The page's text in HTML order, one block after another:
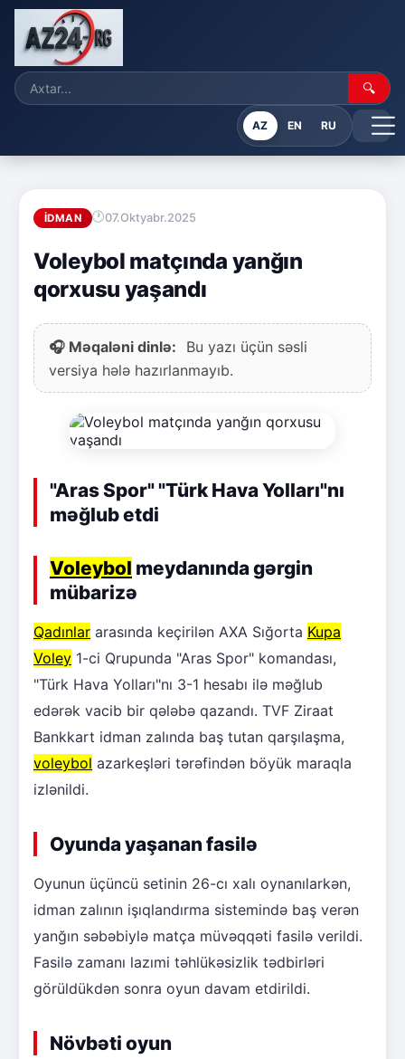
🔍
AZ EN RU
İDMAN 07.Oktyabr.2025
Voleybol matçında yanğın
qorxusu yaşandı
🎧 Məqaləni dinlə:
Bu yazı üçün səsli
versiya hələ hazırlanmayıb.
"Aras Spor" "Türk Hava Yolları"nı
məğlub etdi
Voleybol meydanında gərgin
mübarizə
Qadınlar arasında keçirilən AXA Sığorta Kupa
Voley 1-ci Qrupunda "Aras Spor" komandası,
"Türk Hava Yolları"nı 3-1 hesabı ilə məğlub
edərək vacib bir qələbə qazandı. TVF Ziraat
Bankkart idman zalında baş tutan qarşılaşma,
voleybol azarkeşləri tərəfindən böyük maraqla
izlənildi.
Oyunda yaşanan fasilə
Oyunun üçüncü setinin 26-cı xalı oynanılarkən,
idman zalının işıqlandırma sistemində baş verən
yanğın səbəbiylə matça müvəqqəti fasilə verildi.
Fasilə zamanı lazımi təhlükəsizlik tədbirləri
görüldükdən sonra oyun davam etdirildi.
Növbəti oyun